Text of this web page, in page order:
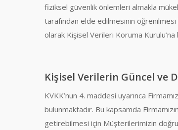
fiziksel güvenlik önlemleri almakla
tarafından elde edilmesinin
olarak Kişisel Verileri Koruma
Kişisel Verilerin Güncel ve
KVKK’nun 4. maddesi uyarınca
bulunmaktadır. Bu kapsamda
getirebilmesi için Müşterilerimizin